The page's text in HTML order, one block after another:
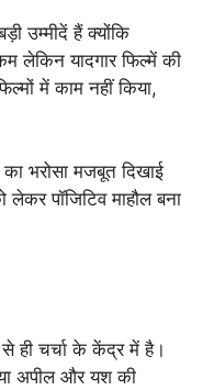
उम्मीदें हैं क्योंकि
लेकिन यादगार फिल्में की
में काम नहीं किया,
भरोसा मजबूत दिखाई
पॉजिटिव माहौल बना
ही चर्चा के केंद्र में है।
अपील और यश की